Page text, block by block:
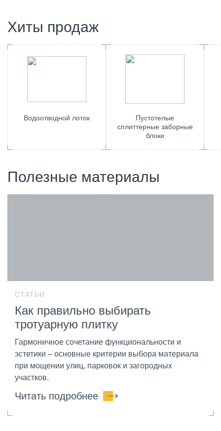
Хиты продаж
Водоотводной лоток
Пустотелые
сплиттерные заборные
блоки
Полезные материалы
СТАТЬИ
Как правильно выбирать
тротуарную плитку
Гармоничное сочетание функциональности и
эстетики – основные критерии выбора материала
при мощении улиц, парковок и загородных
участков.
Читать подробнее